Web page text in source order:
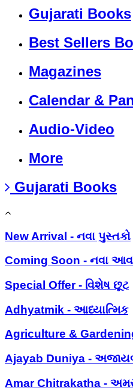
Gujarati Books
Best Sellers
Magazines
Calendar &
Audio-Video
More
Gujarati Books
New Arrival - નવા પુસ્તકો
Coming Soon - નવા
Special Offer - વિશેષ છૂટ
Adhyatmik - આધ્યાત્મિક
Agriculture &
Ajayab Duniya -
Amar Chitrakatha -